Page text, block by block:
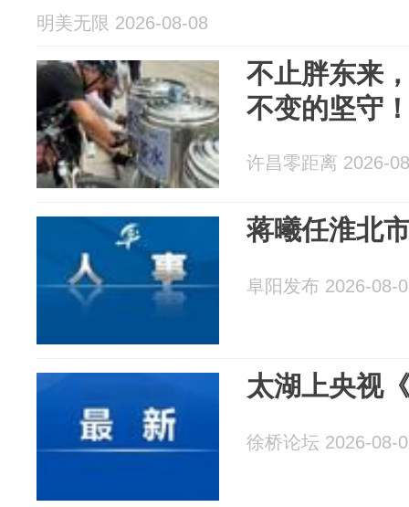
明美无限 2026-08-08
不止胖东来
不变的坚守
许昌零距离 2026-
蒋曦任淮北
阜阳发布 2026-08-
太湖上央视
徐桥论坛 2026-08-